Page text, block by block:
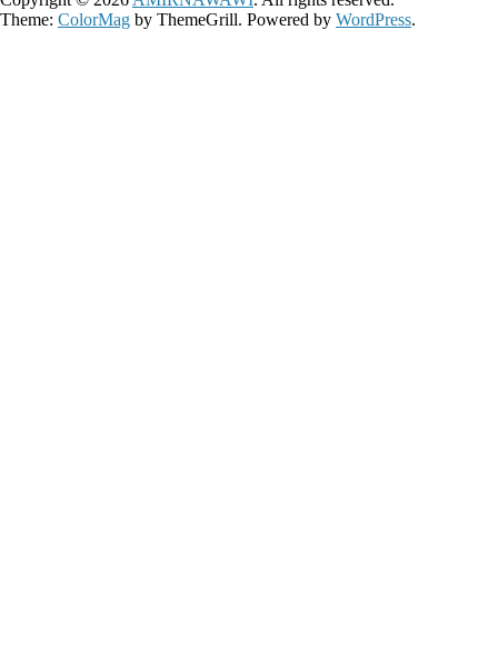
Theme: ColorMag by ThemeGrill. Powered by WordPress.